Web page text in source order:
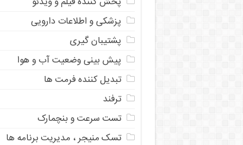
پزشکی و اطلاعات دارویی
پشتیبان گیری
پیش بینی وضعیت آب و هوا
تبدیل کننده فرمت ها
ترفند
تست سرعت و بنچمارک
تسک منیجر ، مدیریت برنامه ها